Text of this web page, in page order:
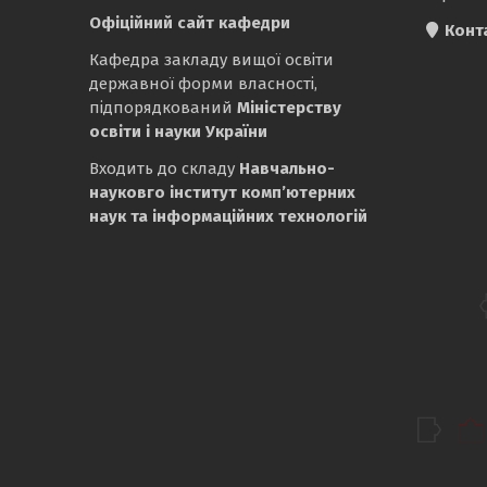
Офіційний сайт кафедри
Кафедра закладу вищої освіти
державної форми власності,
підпорядкований Міністерству
освіти і науки України
Входить до складу Навчально-
науковго інститут комп’ютерних
наук та інформаційних технологій